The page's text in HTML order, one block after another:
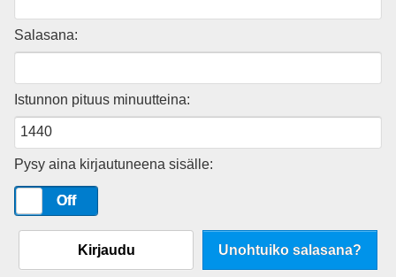
Salasana:
Istunnon pituus minuutteina:
Pysy aina kirjautuneena sisälle:
Off
Kirjaudu Unohtuiko salasana?